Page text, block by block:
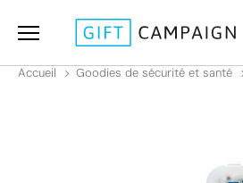
Accueil Goodies de sécurité et santé